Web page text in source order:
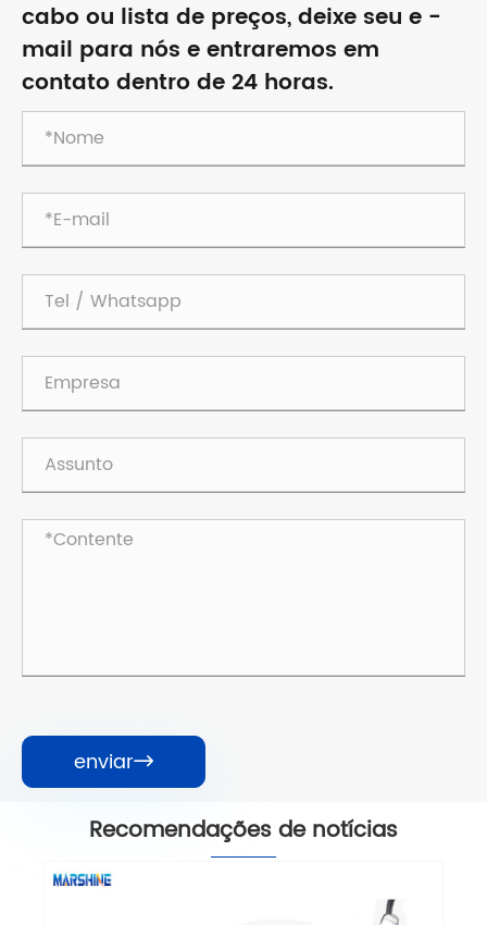
cabo ou lista de preços, deixe seu e -
mail para nós e entraremos em
contato dentro de 24 horas.
enviar
Recomendações de notícias